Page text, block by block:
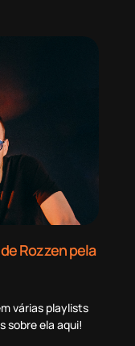
Rozzen pela
várias playlists
sobre ela aqui!